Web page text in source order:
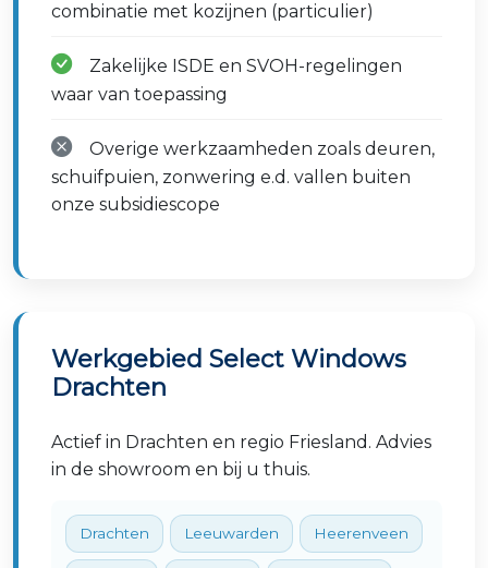
combinatie met kozijnen (particulier)
Zakelijke ISDE en SVOH-regelingen
waar van toepassing
Overige werkzaamheden zoals deuren,
schuifpuien, zonwering e.d. vallen buiten
onze subsidiescope
Werkgebied Select Windows
Drachten
Actief in Drachten en regio Friesland. Advies
in de showroom en bij u thuis.
Drachten Leeuwarden Heerenveen